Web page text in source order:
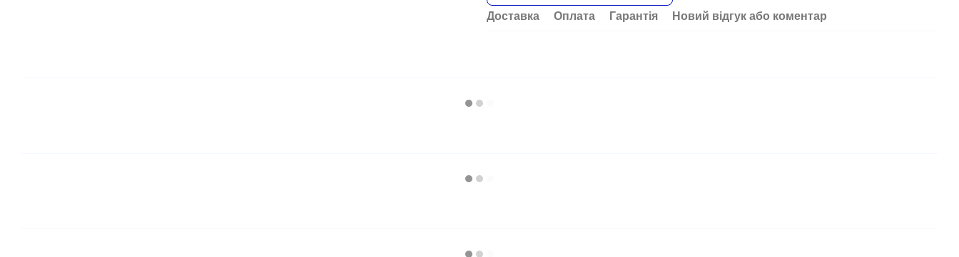
Доставка Оплата Гарантія Новий відгук або коментар